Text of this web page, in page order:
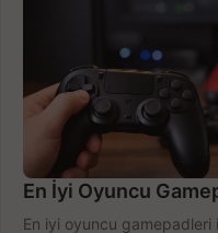
En İyi Oyuncu
En iyi oyuncu